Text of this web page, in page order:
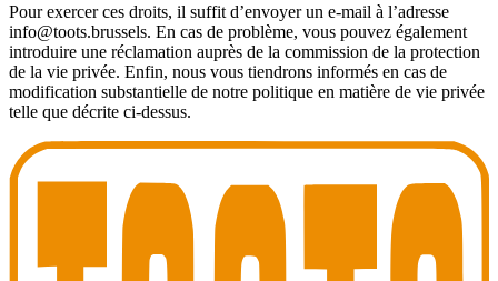
Pour exercer ces droits, il suffit d’envoyer un e-mail à l’adresse
info@toots.brussels. En cas de problème, vous pouvez également
introduire une réclamation auprès de la commission de la protection
de la vie privée. Enfin, nous vous tiendrons informés en cas de
modification substantielle de notre politique en matière de vie privée
telle que décrite ci-dessus.